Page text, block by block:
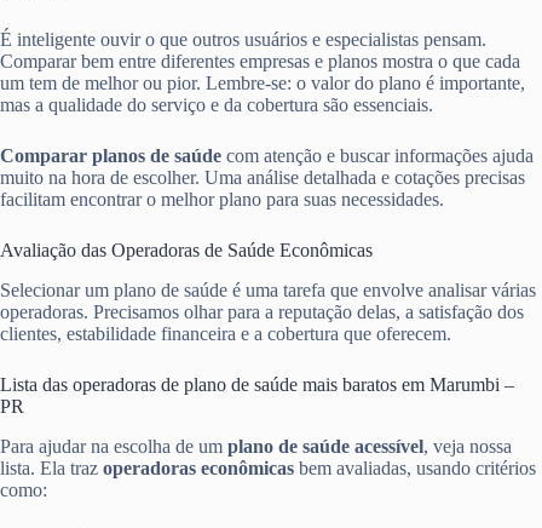
É inteligente ouvir o que outros usuários e especialistas pensam.
Comparar bem entre diferentes empresas e planos mostra o que cada
um tem de melhor ou pior. Lembre-se: o valor do plano é importante,
mas a qualidade do serviço e da cobertura são essenciais.
Comparar planos de saúde com atenção e buscar informações ajuda
muito na hora de escolher. Uma análise detalhada e cotações precisas
facilitam encontrar o melhor plano para suas necessidades.
Avaliação das Operadoras de Saúde Econômicas
Selecionar um plano de saúde é uma tarefa que envolve analisar várias
operadoras. Precisamos olhar para a reputação delas, a satisfação dos
clientes, estabilidade financeira e a cobertura que oferecem.
Lista das operadoras de plano de saúde mais baratos em Marumbi –
PR
Para ajudar na escolha de um plano de saúde acessível, veja nossa
lista. Ela traz operadoras econômicas bem avaliadas, usando critérios
como: